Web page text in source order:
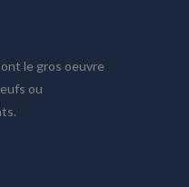
le gros oeuvre
ou